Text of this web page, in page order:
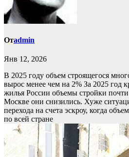
Отadmin
Янв 12, 2026
В 2025 году объем строящегося
вырос менее чем на 2% За 2025 год
жилья России объемы стройки почти
Москве они снизились. Хуже
перехода на счета эскроу, когда
по всей стране